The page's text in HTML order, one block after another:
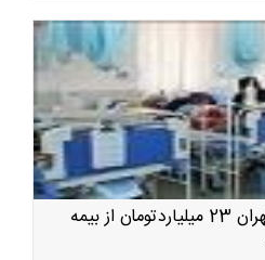
بیمارستانهای خصوصی تهران 23 میلیاردتومان از بیمه